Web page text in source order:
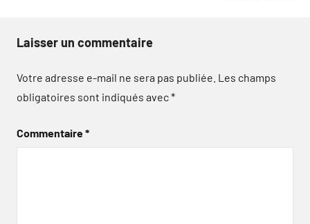
Laisser un commentaire
Votre adresse e-mail ne sera pas publiée. Les champs
obligatoires sont indiqués avec*
Commentaire*